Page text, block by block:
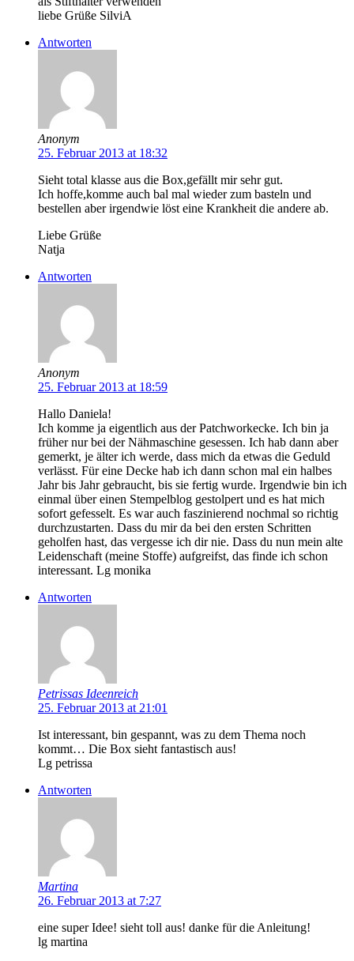
liebe Grüße SilviA
Antworten
Anonym
25. Februar 2013 at 18:32
Sieht total klasse aus die Box,gefällt mir sehr gut.
Ich hoffe,komme auch bal mal wieder zum basteln und
bestellen aber irgendwie löst eine Krankheit die andere ab.
Liebe Grüße
Natja
Antworten
Anonym
25. Februar 2013 at 18:59
Hallo Daniela!
Ich komme ja eigentlich aus der Patchworkecke. Ich bin ja
früher nur bei der Nähmaschine gesessen. Ich hab dann aber
gemerkt, je älter ich werde, dass mich da etwas die Geduld
verlässt. Für eine Decke hab ich dann schon mal ein halbes
Jahr bis Jahr gebraucht, bis sie fertig wurde. Irgendwie bin ich
einmal über einen Stempelblog gestolpert und es hat mich
sofort gefesselt. Es war auch faszinierend nochmal so richtig
durchzustarten. Dass du mir da bei den ersten Schritten
geholfen hast, das vergesse ich dir nie. Dass du nun mein alte
Leidenschaft (meine Stoffe) aufgreifst, das finde ich schon
interessant. Lg monika
Antworten
Petrissas Ideenreich
25. Februar 2013 at 21:01
Ist interessant, bin gespannt, was zu dem Thema noch
kommt… Die Box sieht fantastisch aus!
Lg petrissa
Antworten
Martina
26. Februar 2013 at 7:27
eine super Idee! sieht toll aus! danke für die Anleitung!
lg martina